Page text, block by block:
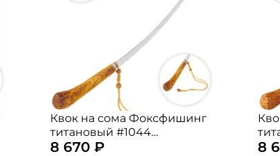
Квок на сома Фоксфишинг
титановый #1044
удлинённый, рукоять из
8 670 ₽ 8